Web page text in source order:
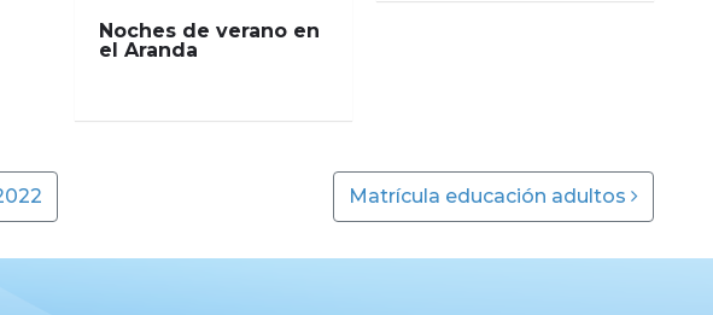
Noches de verano en
el Aranda
Matrícula educación adultos